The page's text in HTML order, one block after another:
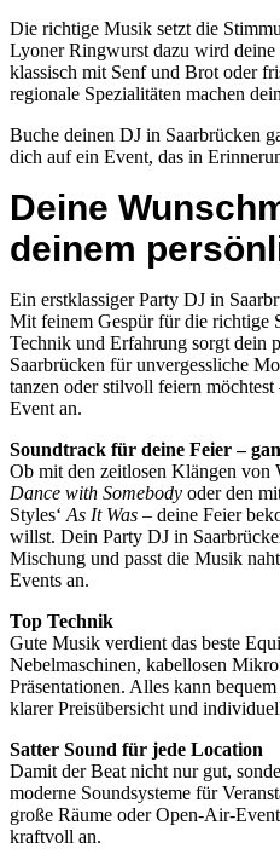
Die richtige Musik setzt die
Lyoner Ringwurst dazu wird
klassisch mit Senf und Brot oder
regionale Spezialitäten machen
Buche deinen DJ in Saarbrücken
dich auf ein Event, das in
Deine
deinem
Ein erstklassiger Party DJ in
Mit feinem Gespür für die richtige
Technik und Erfahrung sorgt dein
Saarbrücken für unvergessliche
tanzen oder stilvoll feiern
Event an.
Soundtrack für deine Feier –
Ob mit den zeitlosen Klängen von
Dance with Somebody oder den
Styles‘ As It Was – deine Feier
willst. Dein Party DJ in
Mischung und passt die Musik
Events an.
Top Technik
Gute Musik verdient das beste
Nebelmaschinen, kabellosen
Präsentationen. Alles kann
klarer Preisübersicht und
Satter Sound für jede Location
Damit der Beat nicht nur gut,
moderne Soundsysteme für
große Räume oder Open-Air-
kraftvoll an.